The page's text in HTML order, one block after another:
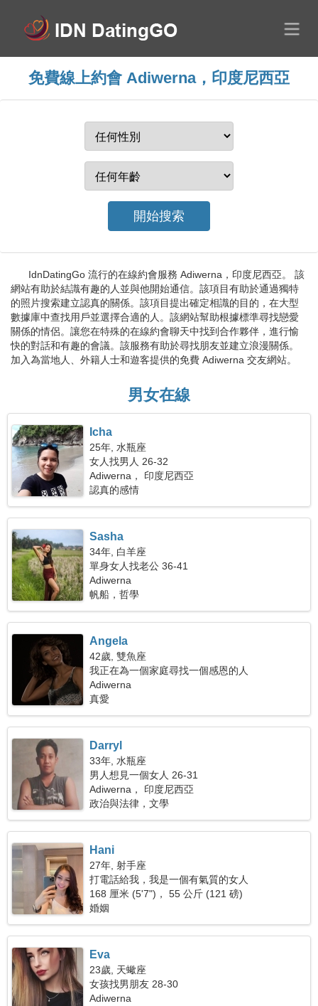
免費線上約會 Adiwerna，印度尼西亞
IdnDatingGo 流行的在線約會服務 Adiwerna，印度尼西亞。 該
網站有助於結識有趣的人並與他開始通信。該項目有助於通過獨特
的照片搜索建立認真的關係。該項目提出確定相識的目的，在大型
數據庫中查找用戶並選擇合適的人。該網站幫助根據標準尋找戀愛
關係的情侶。讓您在特殊的在線約會聊天中找到合作夥伴，進行愉
快的對話和有趣的會議。該服務有助於尋找朋友並建立浪漫關係。
加入為當地人、外籍人士和遊客提供的免費 Adiwerna 交友網站。
男女在線
Icha
25年, 水瓶座
女人找男人 26-32
Adiwerna， 印度尼西亞
認真的感情
Sasha
34年, 白羊座
單身女人找老公 36-41
Adiwerna
帆船，哲學
Angela
42歲, 雙魚座
我正在為一個家庭尋找一個感恩的人
Adiwerna
真愛
Darryl
33年, 水瓶座
男人想見一個女人 26-31
Adiwerna， 印度尼西亞
政治與法律，文學
Hani
27年, 射手座
打電話給我，我是一個有氣質的女人
168 厘米 (5'7")， 55 公斤 (121 磅)
婚姻
Eva
23歲, 天蠍座
女孩找男朋友 28-30
Adiwerna